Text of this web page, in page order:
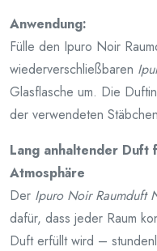
Anwendung:
Fülle den Ipuro Noir
wiederverschließbaren
Glasflasche um. Die
der verwendeten
Lang anhaltender Duft
Atmosphäre
Der Ipuro Noir Raumduft
dafür, dass jeder Raum
Duft erfüllt wird –